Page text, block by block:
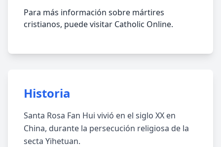
Para más información sobre mártires
cristianos, puede visitar Catholic Online.
Historia
Santa Rosa Fan Hui vivió en el siglo XX en
China, durante la persecución religiosa de la
secta Yihetuan.